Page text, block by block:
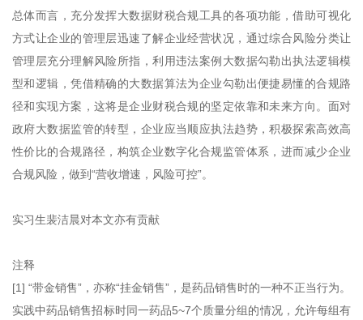
总体而言，充分发挥大数据财税合规工具的各项功能，借助可视化
方式让企业的管理层迅速了解企业经营状况，通过综合风险分类让
管理层充分理解风险所指，利用违法案例大数据勾勒出执法逻辑模
型和逻辑，凭借精确的大数据算法为企业勾勒出便捷易懂的合规路
径和实现方案，这将是企业财税合规的坚定依靠和未来方向。面对
政府大数据监管的转型，企业应当顺应执法趋势，积极探索高效高
性价比的合规路径，构筑企业数字化合规监管体系，进而减少企业
合规风险，做到“营收增速，风险可控”。
实习生裴洁晨对本文亦有贡献
注释
[1] “带金销售”，亦称“挂金销售”，是药品销售时的一种不正当行为。
实践中药品销售招标时同一药品5~7个质量分组的情况，允许每组有